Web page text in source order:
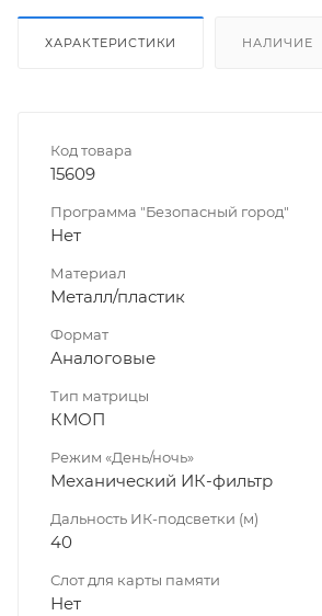
ХАРАКТЕРИСТИКИ НАЛИЧИЕ
Код товара
15609
Программа "Безопасный город"
Нет
Материал
Металл/пластик
Формат
Аналоговые
Тип матрицы
КМОП
Режим «День/ночь»
Механический ИК-фильтр
Дальность ИК-подсветки (м)
40
Слот для карты памяти
Нет